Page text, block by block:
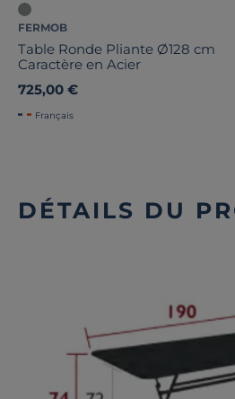
FERMOB
Table Ronde Pliante Ø128 cm
Caractère en Acier
725,00 €
Français
DÉTAILS DU